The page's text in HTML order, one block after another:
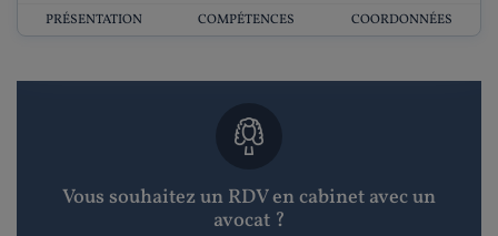
PRÉSENTATION COMPÉTENCES COORDONNÉES
Vous souhaitez un RDV en cabinet avec un
avocat ?